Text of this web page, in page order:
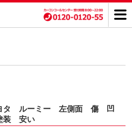
タ ルーミー 左側面 傷 凹
装 安い